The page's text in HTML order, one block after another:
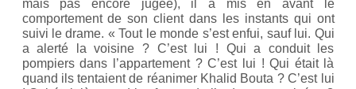
mais pas encore jugée), il a mis en avant le
comportement de son client dans les instants qui ont
suivi le drame. « Tout le monde s’est enfui, sauf lui. Qui
a alerté la voisine ? C’est lui ! Qui a conduit les
pompiers dans l’appartement ? C’est lui ! Qui était là
quand ils tentaient de réanimer Khalid Bouta ? C’est lui